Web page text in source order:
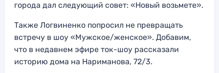
города дал следующий совет: «Новый возьмете».
Также Логвиненко попросил не превращать
встречу в шоу «Мужское/женское». Добавим,
что в недавнем эфире ток-шоу рассказали
историю дома на Нариманова, 72/3.